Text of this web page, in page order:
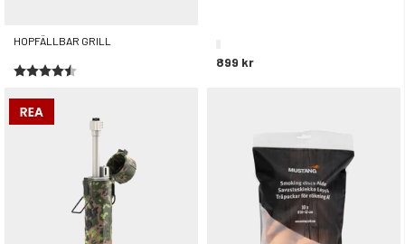
HOPFÄLLBAR GRILL
299 kr
Betyg:
4.7 utav 5 stjärnor 899 kr